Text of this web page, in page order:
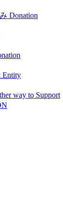
Donation
Entity
way to Support